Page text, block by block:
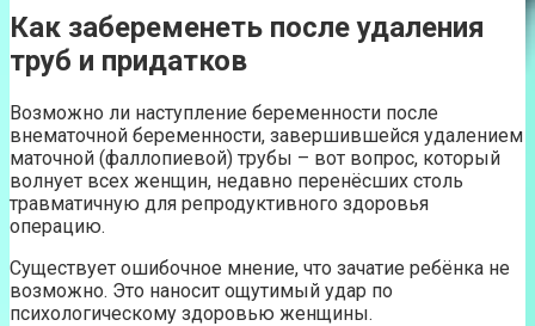
Как забеременеть после удаления
труб и придатков
Возможно ли наступление беременности после
внематочной беременности, завершившейся удалением
маточной (фаллопиевой) трубы – вот вопрос, который
волнует всех женщин, недавно перенёсших столь
травматичную для репродуктивного здоровья
операцию.
Существует ошибочное мнение, что зачатие ребёнка не
возможно. Это наносит ощутимый удар по
психологическому здоровью женщины.